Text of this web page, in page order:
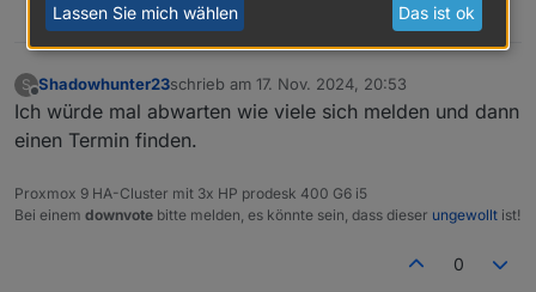
0
S
Offline
Shadowhunter23schrieb am 17. Nov. 2024, 20:53
zuletzt editiert von
Ich würde mal abwarten wie viele sich melden und dann
einen Termin finden.
Proxmox 9 HA-Cluster mit 3x HP prodesk 400 G6 i5
Bei einem downvote bitte melden, es könnte sein, dass dieser ungewollt ist!
0
Lassen Sie mich wählen Das ist ok